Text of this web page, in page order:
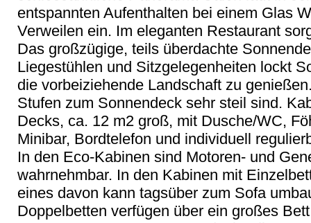
entspannten Aufenthalten bei einem Glas
Verweilen ein. Im eleganten Restaurant
Das großzügige, teils überdachte
Liegestühlen und Sitzgelegenheiten lockt
die vorbeiziehende Landschaft zu
Stufen zum Sonnendeck sehr steil sind.
Decks, ca. 12 m2 groß, mit Dusche/WC,
Minibar, Bordtelefon und individuell
In den Eco-Kabinen sind Motoren- und
wahrnehmbar. In den Kabinen mit
eines davon kann tagsüber zum Sofa
Doppelbetten verfügen über ein großes